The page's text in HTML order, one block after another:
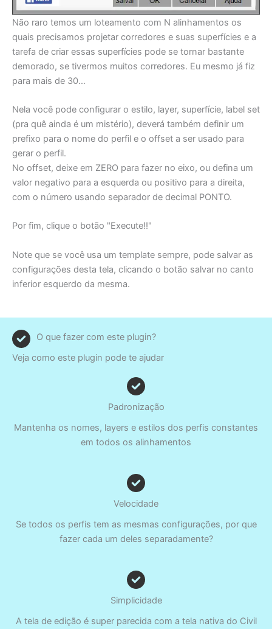
Não raro temos um loteamento com N alinhamentos os
quais precisamos projetar corredores e suas superfícies e a
tarefa de criar essas superfícies pode se tornar bastante
demorado, se tivermos muitos corredores. Eu mesmo já fiz
para mais de 30…
Nela você pode configurar o estilo, layer, superfície, label set
(pra quê ainda é um mistério), deverá também definir um
prefixo para o nome do perfil e o offset a ser usado para
gerar o perfil.
No offset, deixe em ZERO para fazer no eixo, ou defina um
valor negativo para a esquerda ou positivo para a direita,
com o número usando separador de decimal PONTO.
Por fim, clique o botão "Execute!!"
Note que se você usa um template sempre, pode salvar as
configurações desta tela, clicando o botão salvar no canto
inferior esquerdo da mesma.
O que fazer com este plugin?
Veja como este plugin pode te ajudar
Padronização
Mantenha os nomes, layers e estilos dos perfis constantes
em todos os alinhamentos
Velocidade
Se todos os perfis tem as mesmas configurações, por que
fazer cada um deles separadamente?
Simplicidade
A tela de edição é super parecida com a tela nativa do Civil